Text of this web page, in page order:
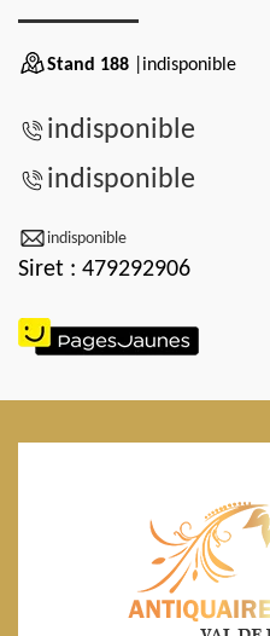
Stand 188 |indisponible
indisponible
indisponible
indisponible
Siret : 479292906